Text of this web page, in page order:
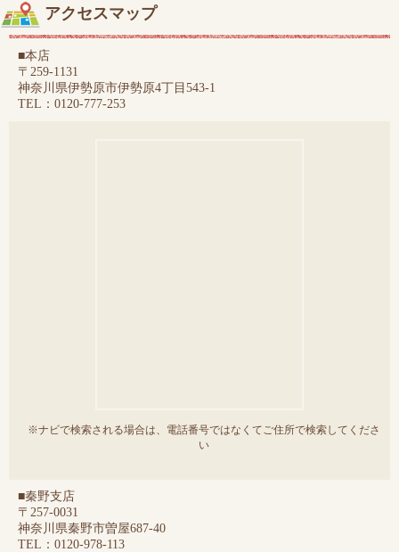
アクセスマップ
■本店
〒259-1131
神奈川県伊勢原市伊勢原4丁目543-1
TEL：0120-777-253
※ナビで検索される場合は、電話番号ではなくてご住所で検索してくださ
い
■秦野支店
〒257-0031
神奈川県秦野市曽屋687-40
TEL：0120-978-113